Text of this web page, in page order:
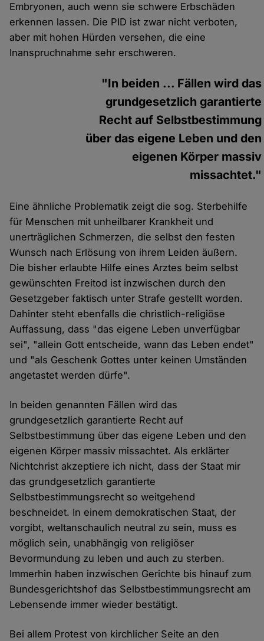
Embryonen, auch wenn sie schwere Erbschäden
erkennen lassen. Die PID ist zwar nicht verboten,
aber mit hohen Hürden versehen, die eine
Inanspruchnahme sehr erschweren.
"In beiden ... Fällen wird das
grundgesetzlich garantierte
Recht auf Selbstbestimmung
über das eigene Leben und den
eigenen Körper massiv
missachtet."
Eine ähnliche Problematik zeigt die sog. Sterbehilfe
für Menschen mit unheilbarer Krankheit und
unerträglichen Schmerzen, die selbst den festen
Wunsch nach Erlösung von ihrem Leiden äußern.
Die bisher erlaubte Hilfe eines Arztes beim selbst
gewünschten Freitod ist inzwischen durch den
Gesetzgeber faktisch unter Strafe gestellt worden.
Dahinter steht ebenfalls die christlich-religiöse
Auffassung, dass "das eigene Leben unverfügbar
sei", "allein Gott entscheide, wann das Leben endet"
und "als Geschenk Gottes unter keinen Umständen
angetastet werden dürfe".
In beiden genannten Fällen wird das
grundgesetzlich garantierte Recht auf
Selbstbestimmung über das eigene Leben und den
eigenen Körper massiv missachtet. Als erklärter
Nichtchrist akzeptiere ich nicht, dass der Staat mir
das grundgesetzlich garantierte
Selbstbestimmungsrecht so weitgehend
beschneidet. In einem demokratischen Staat, der
vorgibt, weltanschaulich neutral zu sein, muss es
möglich sein, unabhängig von religiöser
Bevormundung zu leben und auch zu sterben.
Immerhin haben inzwischen Gerichte bis hinauf zum
Bundesgerichtshof das Selbstbestimmungsrecht am
Lebensende immer wieder bestätigt.
Bei allem Protest von kirchlicher Seite an den